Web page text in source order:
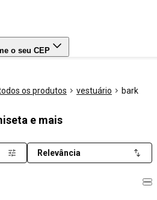
o seu CEP
os produtos vestuário bark
e mais
Relevância